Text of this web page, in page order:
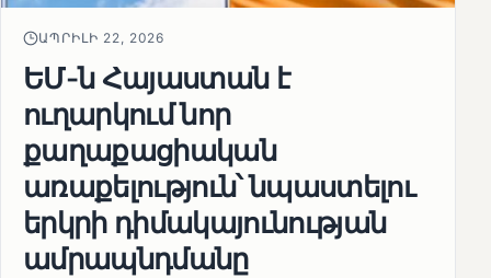
ԱՊՐԻԼԻ 22, 2026
ԵՄ-ն Հայաստան է
ուղարկում նոր
քաղաքացիական
առաքելություն՝ նպաստելու
երկրի դիմակայունության
ամրապնդմանը